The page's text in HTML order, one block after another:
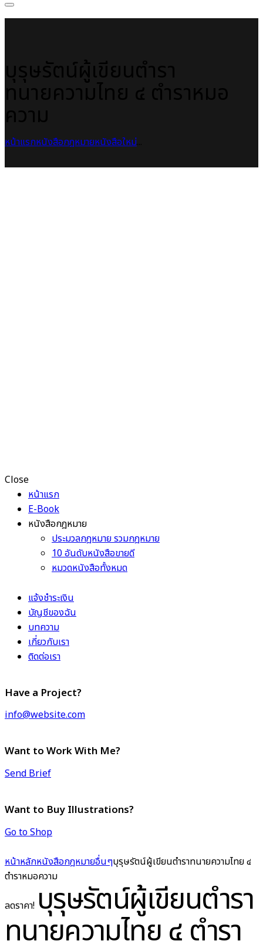
หน้าแรกหนังสือกฎหมายหนังสือใหม่
Close
หน้าแรก
E-Book
หนังสือกฎหมาย
ประมวลกฎหมาย รวมกฎหมาย
10 อันดับหนังสือขายดี
หมวดหนังสือทั้งหมด
แจ้งชำระเงิน
บัญชีของฉัน
บทความ
เกี่ยวกับเรา
ติดต่อเรา
Have a Project?
info@website.com
Want to Work With Me?
Send Brief
Want to Buy Illustrations?
Go to Shop
หน้าหลักหนังสือกฎหมายอื่นๆบุรุษรัตน์ผู้เขียนตำราทนายความไทย ๔
ตำราหมอความ
ลดราคา! บุรุษรัตน์ผู้เขียนตำรา
ทนายความไทย ๔ ตำรา